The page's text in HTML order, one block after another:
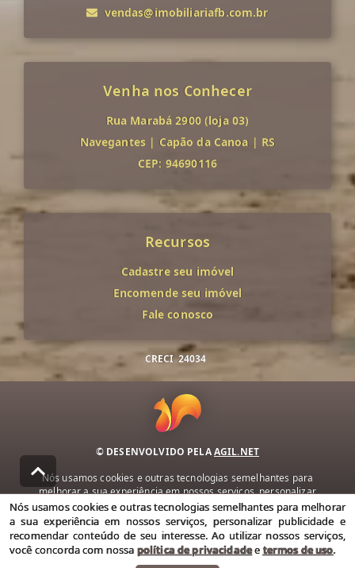
vendas@imobiliariafb.com.br
Venha nos Conhecer
Rua Marabá 2900 (loja 03)
Navegantes | Capão da Canoa | RS
CEP: 94690116
Recursos
Cadastre seu imóvel
Encomende seu imóvel
Fale conosco
CRECI 24034
© DESENVOLVIDO PELAAGIL.NET
Nós usamos cookies e outras tecnologias semelhantes para
melhorar a sua experiência em nossos serviços, personalizar
publicidade e recomendar conteúdo de seu interesse. Ao utilizar
nossos serviços, você concorda com nossa política de privacidade e
termos de uso.
Política de Privacidade Termos de uso
Nós usamos cookies e outras tecnologias semelhantes para melhorar
a sua experiência em nossos serviços, personalizar publicidade e
recomendar conteúdo de seu interesse. Ao utilizar nossos serviços,
você concorda com nossa política de privacidadeetermos de uso.